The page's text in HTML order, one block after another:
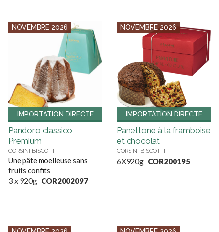
IMPORTATION DIRECTE
NOVEMBRE 2026
Pandoro classico
Premium
CORSINI BISCOTTI
Une pâte moelleuse sans
fruits confits
3 x 920g COR2002097
IMPORTATION DIRECTE
NOVEMBRE 2026
Panettone à la framboise
et chocolat
CORSINI BISCOTTI
6X920g COR200195